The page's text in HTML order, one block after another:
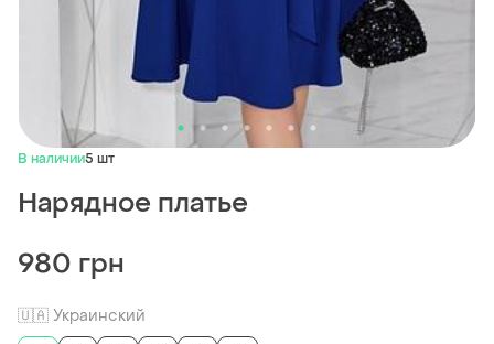
В наличии5 шт
Нарядное платье
980 грн
🇺🇦 Украинский